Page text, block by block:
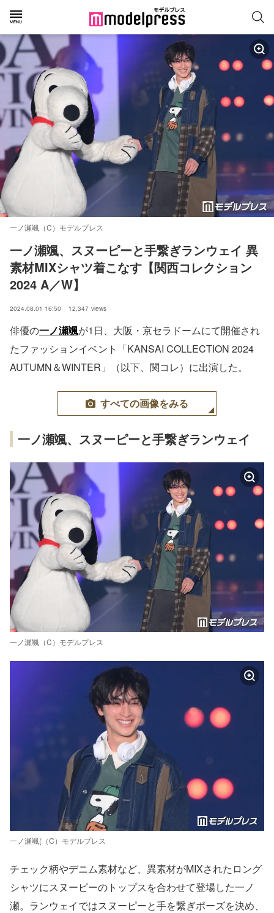
一ノ瀬颯（C）モデルプレス
一ノ瀬颯、スヌーピーと手繋ぎランウェイ 異
素材MIXシャツ着こなす【関西コレクション
2024 A／W】
2024.08.01 16:50 12,347 views
俳優の一ノ瀬颯が1日、大阪・京セラドームにて開催され
たファッションイベント「KANSAI COLLECTION 2024
AUTUMN＆WINTER」（以下、関コレ）に出演した。
すべての画像をみる
一ノ瀬颯、スヌーピーと手繋ぎランウェイ
一ノ瀬颯（C）モデルプレス
一ノ瀬颯(（C）モデルプレス
チェック柄やデニム素材など、異素材がMIXされたロング
シャツにスヌーピーのトップスを合わせて登場した一ノ
瀬。ランウェイではスヌーピーと手を繋ぎポーズを決め、